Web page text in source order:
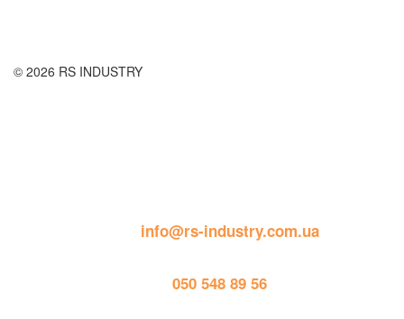
© 2026 RS INDUSTRY
info@rs-industry.com.ua
050 548 89 56